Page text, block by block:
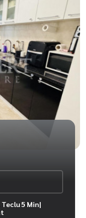
5 Min|